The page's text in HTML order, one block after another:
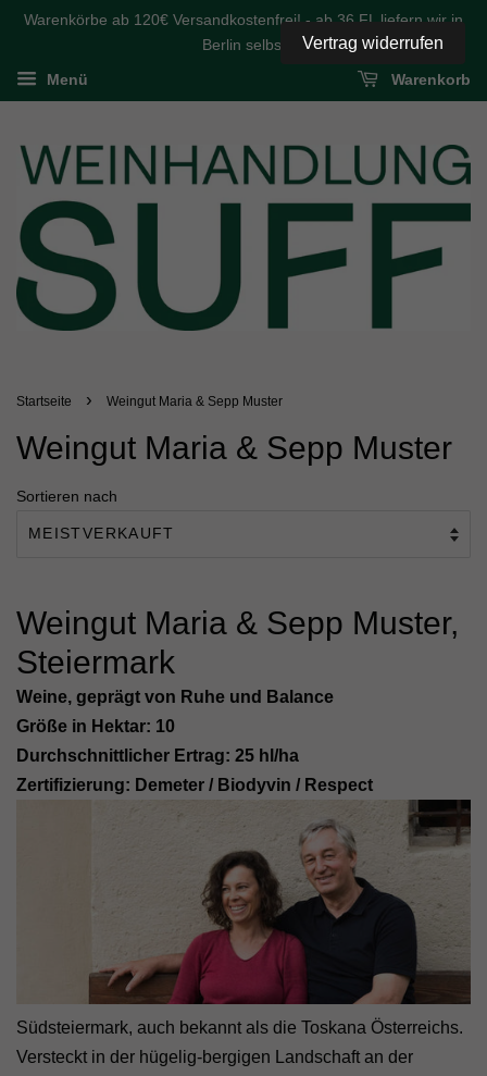
Warenkörbe ab 120€ Versandkostenfrei! - ab 36 FL liefern wir in
Berlin selbst
Menü Warenkorb
Startseite › Weingut Maria & Sepp Muster
Weingut Maria & Sepp Muster
Sortieren nach
Weingut Maria & Sepp Muster,
Steiermark
Weine, geprägt von Ruhe und Balance
Größe in Hektar: 10
Durchschnittlicher Ertrag: 25 hl/ha
Zertifizierung: Demeter / Biodyvin / Respect
Südsteiermark, auch bekannt als die Toskana Österreichs.
Versteckt in der hügelig-bergigen Landschaft an der
Vertrag widerrufen